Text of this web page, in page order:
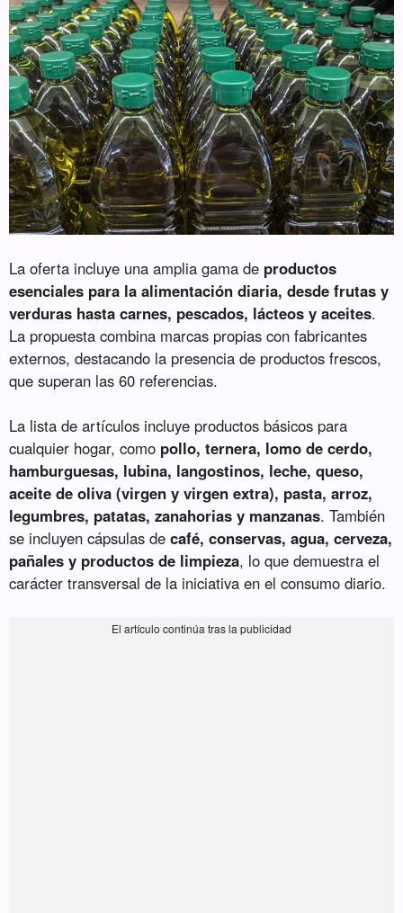
La oferta incluye una amplia gama de productos
esenciales para la alimentación diaria, desde frutas y
verduras hasta carnes, pescados, lácteos y aceites.
La propuesta combina marcas propias con fabricantes
externos, destacando la presencia de productos frescos,
que superan las 60 referencias.
La lista de artículos incluye productos básicos para
cualquier hogar, como pollo, ternera, lomo de cerdo,
hamburguesas, lubina, langostinos, leche, queso,
aceite de oliva (virgen y virgen extra), pasta, arroz,
legumbres, patatas, zanahorias y manzanas. También
se incluyen cápsulas decafé, conservas, agua, cerveza,
pañales y productos de limpieza, lo que demuestra el
carácter transversal de la iniciativa en el consumo diario.